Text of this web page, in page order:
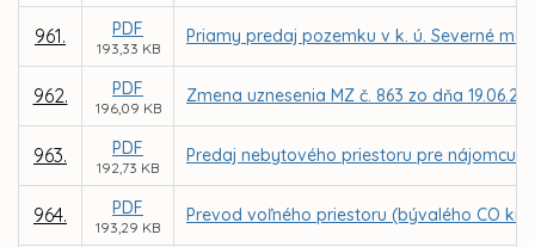
961. PDF
193,33 KB
Priamy predaj pozemku v k. ú. Severné
962. PDF
196,09 KB
Zmena uznesenia MZ č. 863 zo dňa
963. PDF
192,73 KB
Predaj nebytového priestoru pre nájomcu
964. PDF
193,29 KB
Prevod voľného priestoru (bývalého CO